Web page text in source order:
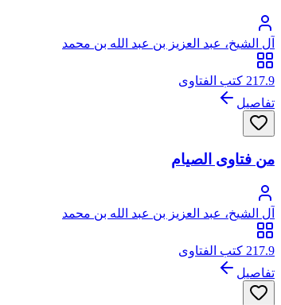
آل الشيخ، عبد العزيز بن عبد الله بن محمد
217.9 كتب الفتاوى
تفاصيل
من فتاوى الصيام
آل الشيخ، عبد العزيز بن عبد الله بن محمد
217.9 كتب الفتاوى
تفاصيل